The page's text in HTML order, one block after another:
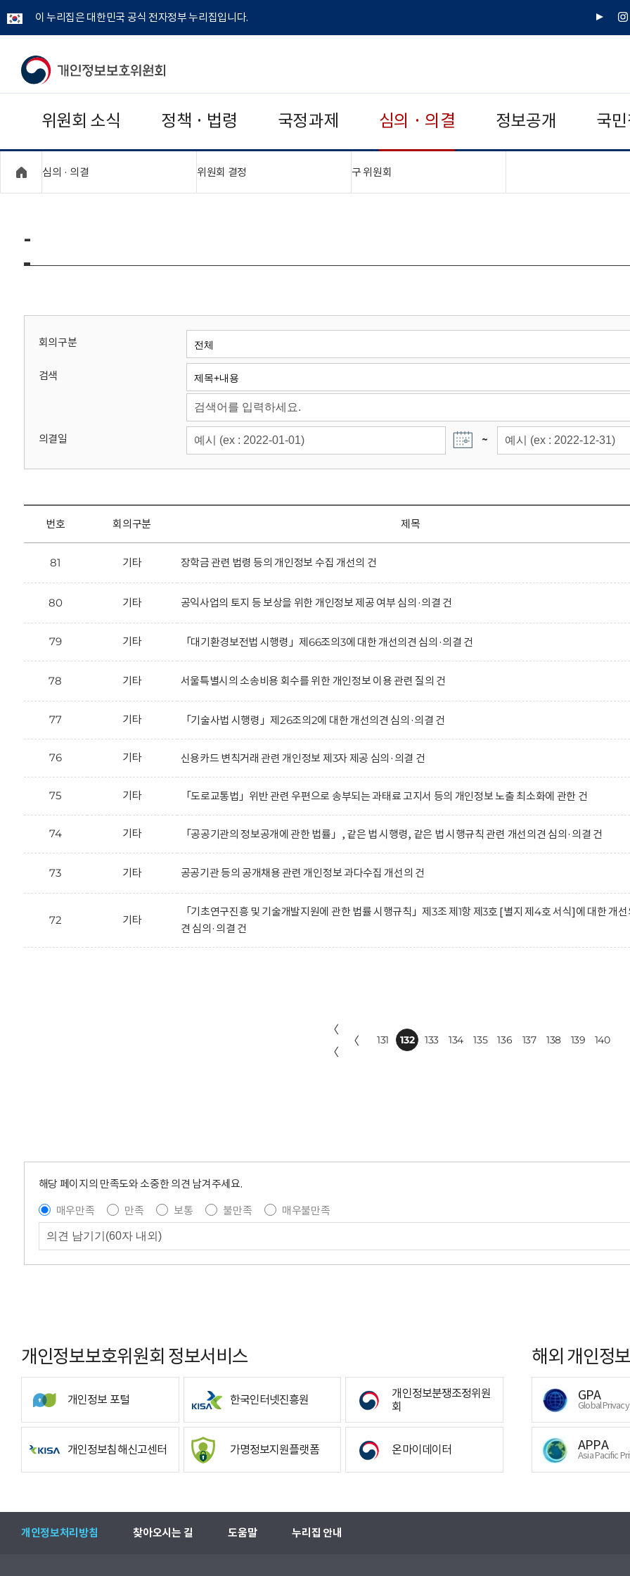
이 누리집은 대한민국 공식 전자정부 누리집입니다.
유
인
개
보
보
위
회
위원회 소식 정책 · 법령 국정과제 심의 · 의결 정보공개 국
심의 · 의결 위원회 결정 구 위원회
-
회의구분
검색
의결일 ~
번호 회의구분 제목
81 기타 장학금 관련 법령 등의 개인정보 수집 개선의 건
80 기타 공익사업의 토지 등 보상을 위한 개인정보 제공 여부 심의·의결 건
79 기타 「대기환경보전법 시행령」제66조의3에 대한 개선의견 심의·의결 건
78 기타 서울특별시의 소송비용 회수를 위한 개인정보 이용 관련 질의 건
77 기타 「기술사법 시행령」제26조의2에 대한 개선의견 심의·의결 건
76 기타 신용카드 변칙거래 관련 개인정보 제3자 제공 심의·의결 건
75 기타 「도로교통법」위반 관련 우편으로 송부되는 과태료 고지서 등의 개인정보 노출 최소화에 관한 건
74 기타 「공공기관의 정보공개에 관한 법률」, 같은 법 시행령, 같은 법 시행규칙 관련 개선의견 심의·의결 건
73 기타 공공기관 등의 공개채용 관련 개인정보 과다수집 개선의 건
72 기타
「기초연구진흥 및 기술개발지원에 관한 법률 시행규칙」제3조 제1항 제3호 [별지 제4호 서식]에 대한 개
견 심의·의결 건
〈
〈
〈 131 132 133 134 135 136 137 138 139 140
해당 페이지의 만족도와 소중한 의견 남겨주세요.
매우만족
만족 보통 불만족 매우불만족
개인정보보호위원회 정보서비스
개인정보 포털 한국인터넷진흥원
개인정보분쟁조정위원
회
개인정보침해신고센터 가명정보지원플랫폼 온마이데이터
해외 개인정
GPA
Global
APPA
Asia Pacific
개인정보처리방침 찾아오시는 길 도움말 누리집 안내